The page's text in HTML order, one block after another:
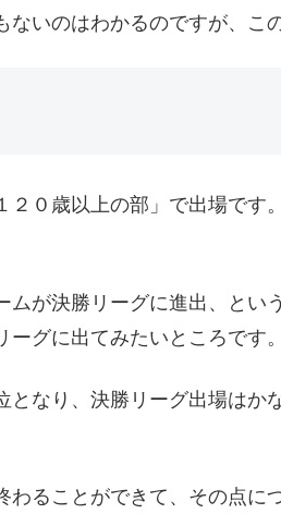
いのはわかるのですが、こ
０歳以上の部」で出場です
ムが決勝リーグに進出、とい
グに出てみたいところです。
なり、決勝リーグ出場はか
ることができて、その点に